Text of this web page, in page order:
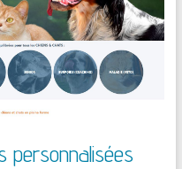
personnalisées